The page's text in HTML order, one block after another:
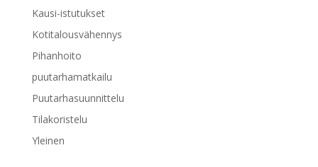
Kausi-istutukset
Kotitalousvähennys
Pihanhoito
puutarhamatkailu
Puutarhasuunnittelu
Tilakoristelu
Yleinen